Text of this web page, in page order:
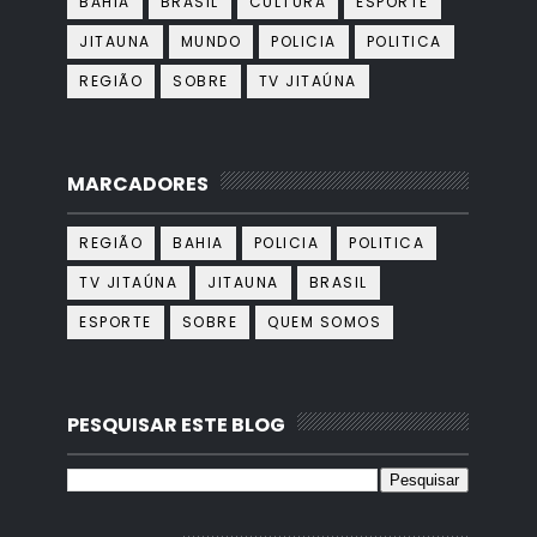
JITAUNA
MUNDO POLICIA
POLITICA
REGIÃO
SOBRE TV JITAÚNA
MARCADORES
REGIÃO BAHIA POLICIA
POLITICA
TV JITAÚNA
JITAUNA
BRASIL
ESPORTE
SOBRE QUEM SOMOS
PESQUISAR ESTE BLOG